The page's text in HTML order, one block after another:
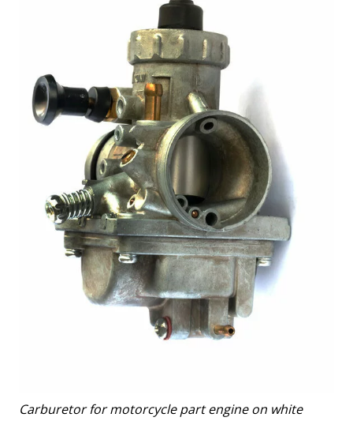
Carburetor for motorcycle part engine on white